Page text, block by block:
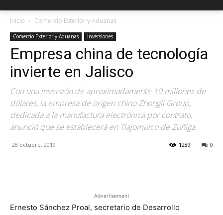
Inicio Comercio Exterior y Aduanas
Comercio Exterior y Aduanas Inversiones
Empresa china de tecnología
invierte en Jalisco
Con una inversión de aproximadamente 10 millones de
dólares, la empresa de origen chino Zhongli Group,
dedicada a la manufactura electrónica por contrato,
anunció que se establecerá en Tlajomulco de Zúñiga.
28 octubre, 2019 0
1289
Advertisement
Ernesto Sánchez Proal, secretario de Desarrollo